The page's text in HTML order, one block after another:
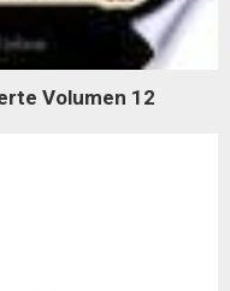
Volumen 12